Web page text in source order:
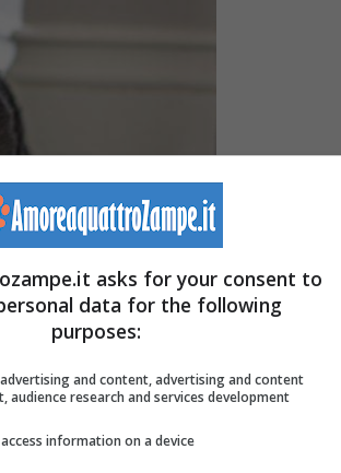
(Canva-
della sua testolina verso di
infatti se per il cane il bacio è
asks for your consent to
data for the following
purposes:
and content, advertising and content
audience research and services development
information on a device